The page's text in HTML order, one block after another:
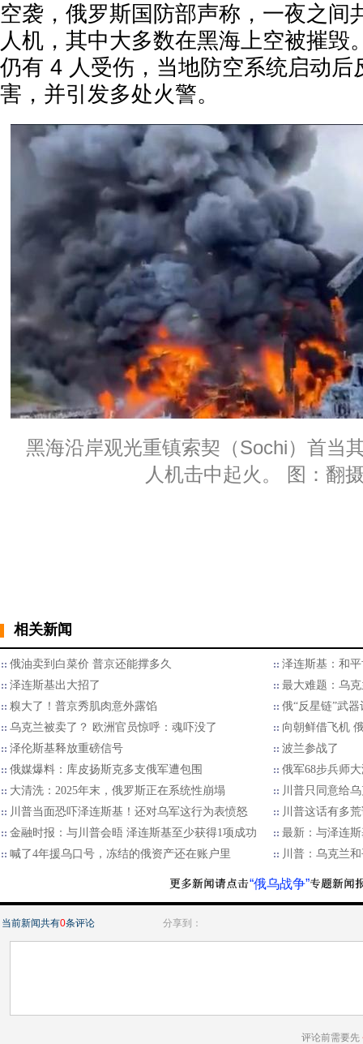
空袭，俄罗斯国防部声称，一夜之间
人机，其中大多数在黑海上空被摧毁
仍有 4 人受伤，当地防空系统启动后
害，并引发多处火警。
黑海沿岸观光重镇索契（Sochi）首当
人机击中起火。 图：翻
相关新闻
俄油卖到白菜价 普京还能撑多久
泽连斯基：和
泽连斯基出大招了
最大难题：乌
糗大了！普京秀肌肉意外露馅
俄“反星链”武
乌克兰被卖了？ 欧洲官员惊呼：魂吓没了
向朝鲜借飞机
泽伦斯基释放重磅信号
波兰参战了
俄媒爆料：库皮扬斯克多支俄军遭包围
俄军68步兵师
大清洗：2025年末，俄罗斯正在系统性崩塌
川普只同意给
川普当面恐吓泽连斯基！还对乌军这行为表愤怒
川普这话有多
金融时报：与川普会晤 泽连斯基至少获得1项成功
最新：与泽连
喊了4年援乌口号，冻结的俄资产还在账户里
川普：乌克兰
“俄乌战争”
当前新闻共有0条评论 分享到：
评论前需要先